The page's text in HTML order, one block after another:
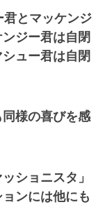
君とマッケンジ
ジー君は自閉
ュー君は自閉
様の喜びを感
ショニスタ」
ンには他にも